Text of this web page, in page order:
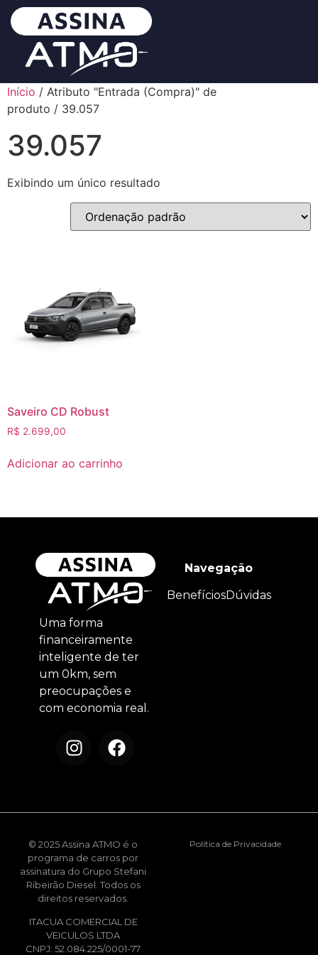
Início / Atributo "Entrada (Compra)" de
produto / 39.057
39.057
Exibindo um único resultado
Saveiro CD Robust
R$ 2.699,00
Adicionar ao carrinho
Uma forma
financeiramente
inteligente de ter
um 0km, sem
preocupações e
com economia real.
Navegação
BenefíciosDúvidas
© 2025 Assina ATMO é o
programa de carros por
assinatura do Grupo Stefani
Ribeirão Diesel. Todos os
direitos reservados.
ITACUA COMERCIAL DE
VEICULOS LTDA
CNPJ: 52.084.225/0001-77
Política de Privacidade